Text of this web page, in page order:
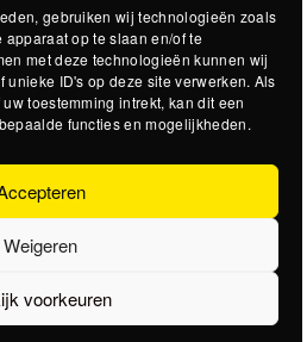
gebruiken wij technologieën zoals
op te slaan en/of te
met deze technologieën kunnen wij
ID's op deze site verwerken. Als
toestemming intrekt, kan dit een
functies en mogelijkheden.
Weigeren
voorkeuren